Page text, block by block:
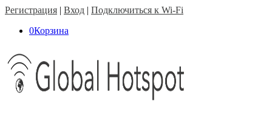
Регистрация | Вход | Подключиться к Wi-Fi
0Корзина